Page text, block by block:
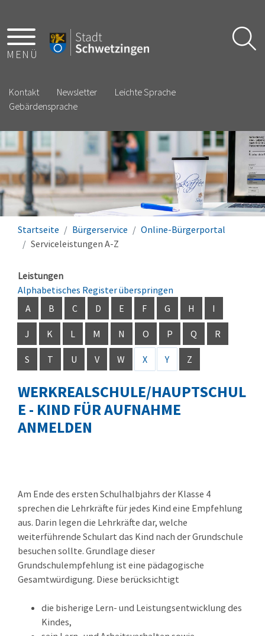
MENÜ
Kontakt Newsletter
Leichte Sprache
Gebärdensprache
Startseite Bürgerservice
Online-Bürgerportal
Serviceleistungen A-Z
Leistungen
Alphabetisches Register überspringen
A
B C D E F G H I
J K L M N O P Q R
S T U V W X Y Z
WERKREALSCHULE/HAUPTSCHUL
E - KIND FÜR AUFNAHME
ANMELDEN
Am Ende des ersten Schulhalbjahrs der Klasse 4
sprechen die Lehrkräfte für jedes Kind eine Empfehlung
aus. Darin legen die Lehrkräfte dar, welche
weiterführende Schulart das Kind nach der Grundschule
besuchen sollte. Grundlage dieser
Grundschulempfehlung ist eine pädagogische
Gesamtwürdigung. Diese berücksichtigt
die bisherige Lern- und Leistungsentwicklung des
Kindes,